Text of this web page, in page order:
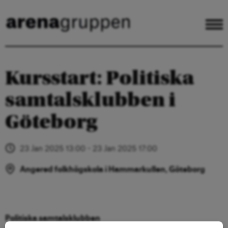
Kursstart: Politiska
samtalsklubben i
Göteborg
23 Jan 2025 13:00 - 23 Jan 2025 17:00
Angered folkhögskola i Hammarkullen, Göteborg
Politiska samtalsklubben